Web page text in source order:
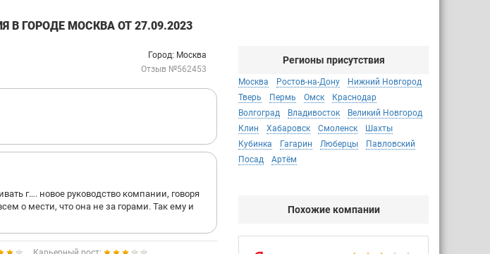
ГОРОДЕ МОСКВА ОТ 27.09.2023
Город: Москва
Отзыв №562453
г…. новое руководство компании, говоря
о мести, что она не за горами. Так ему и
Регионы присутствия
Москва Ростов-на-Дону
Нижний Новгород
Тверь
Пермь Омск
Краснодар
Волгоград
Владивосток
Великий Новгород
Клин
Хабаровск Смоленск
Шахты
Кубинка
Гагарин Люберцы
Павловский
Посад
Артём
Похожие компании